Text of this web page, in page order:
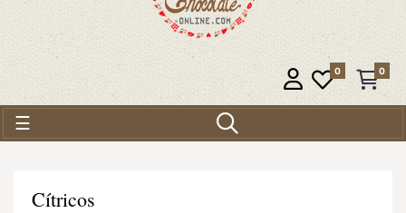
0 0
Navegación de palanca
☰
Cítricos